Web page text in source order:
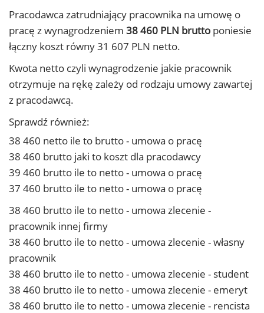
Pracodawca zatrudniający pracownika na umowę o
pracę z wynagrodzeniem 38 460 PLN brutto poniesie
łączny koszt równy 31 607 PLN netto.
Kwota netto czyli wynagrodzenie jakie pracownik
otrzymuje na rękę zależy od rodzaju umowy zawartej
z pracodawcą.
Sprawdź również:
38 460 netto ile to brutto - umowa o pracę
38 460 brutto jaki to koszt dla pracodawcy
39 460 brutto ile to netto - umowa o pracę
37 460 brutto ile to netto - umowa o pracę
38 460 brutto ile to netto - umowa zlecenie -
pracownik innej firmy
38 460 brutto ile to netto - umowa zlecenie - własny
pracownik
38 460 brutto ile to netto - umowa zlecenie - student
38 460 brutto ile to netto - umowa zlecenie - emeryt
38 460 brutto ile to netto - umowa zlecenie - rencista